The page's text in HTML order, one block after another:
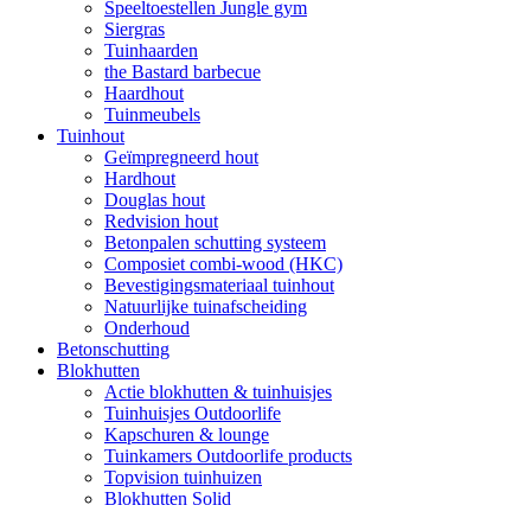
Speeltoestellen Jungle gym
Siergras
Tuinhaarden
the Bastard barbecue
Haardhout
Tuinmeubels
Tuinhout
Geïmpregneerd hout
Hardhout
Douglas hout
Redvision hout
Betonpalen schutting systeem
Composiet combi-wood (HKC)
Bevestigingsmateriaal tuinhout
Natuurlijke tuinafscheiding
Onderhoud
Betonschutting
Blokhutten
Actie blokhutten & tuinhuisjes
Tuinhuisjes Outdoorlife
Kapschuren & lounge
Tuinkamers Outdoorlife products
Topvision tuinhuizen
Blokhutten Solid